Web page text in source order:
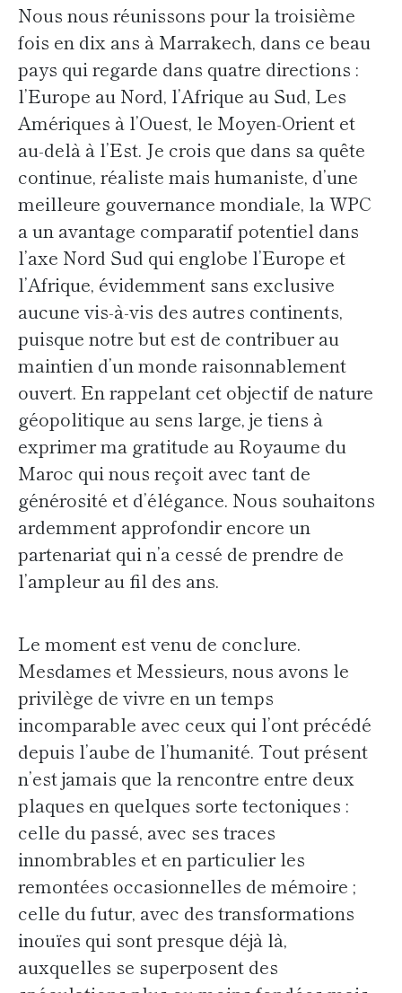
Nous nous réunissons pour la troisième
fois en dix ans à Marrakech, dans ce beau
pays qui regarde dans quatre directions :
l’Europe au Nord, l’Afrique au Sud, Les
Amériques à l’Ouest, le Moyen-Orient et
au-delà à l’Est. Je crois que dans sa quête
continue, réaliste mais humaniste, d’une
meilleure gouvernance mondiale, la WPC
a un avantage comparatif potentiel dans
l’axe Nord Sud qui englobe l’Europe et
l’Afrique, évidemment sans exclusive
aucune vis-à-vis des autres continents,
puisque notre but est de contribuer au
maintien d’un monde raisonnablement
ouvert. En rappelant cet objectif de nature
géopolitique au sens large, je tiens à
exprimer ma gratitude au Royaume du
Maroc qui nous reçoit avec tant de
générosité et d’élégance. Nous souhaitons
ardemment approfondir encore un
partenariat qui n’a cessé de prendre de
l’ampleur au fil des ans.
Le moment est venu de conclure.
Mesdames et Messieurs, nous avons le
privilège de vivre en un temps
incomparable avec ceux qui l’ont précédé
depuis l’aube de l’humanité. Tout présent
n’est jamais que la rencontre entre deux
plaques en quelques sorte tectoniques :
celle du passé, avec ses traces
innombrables et en particulier les
remontées occasionnelles de mémoire ;
celle du futur, avec des transformations
inouïes qui sont presque déjà là,
auxquelles se superposent des